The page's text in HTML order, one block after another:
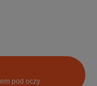
pod oczy